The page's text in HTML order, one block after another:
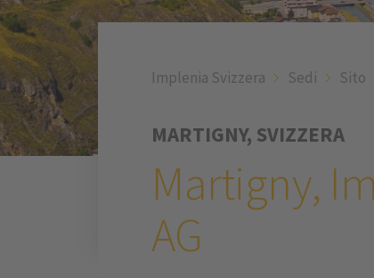
Implenia Svizzera Sedi Sito
MARTIGNY, SVIZZERA
Martigny,
AG